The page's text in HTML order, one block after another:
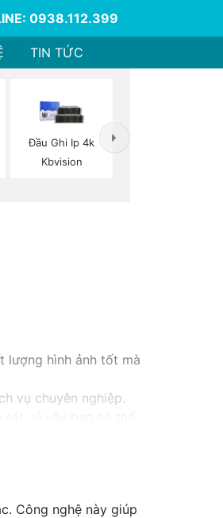
0938.112.399
TIN TỨC
Đầu Ghi Ip 4k
Kbvision
lượng hình ảnh tốt mà
vụ chuyên nghiệp.
động thông minh
Công nghệ này giúp